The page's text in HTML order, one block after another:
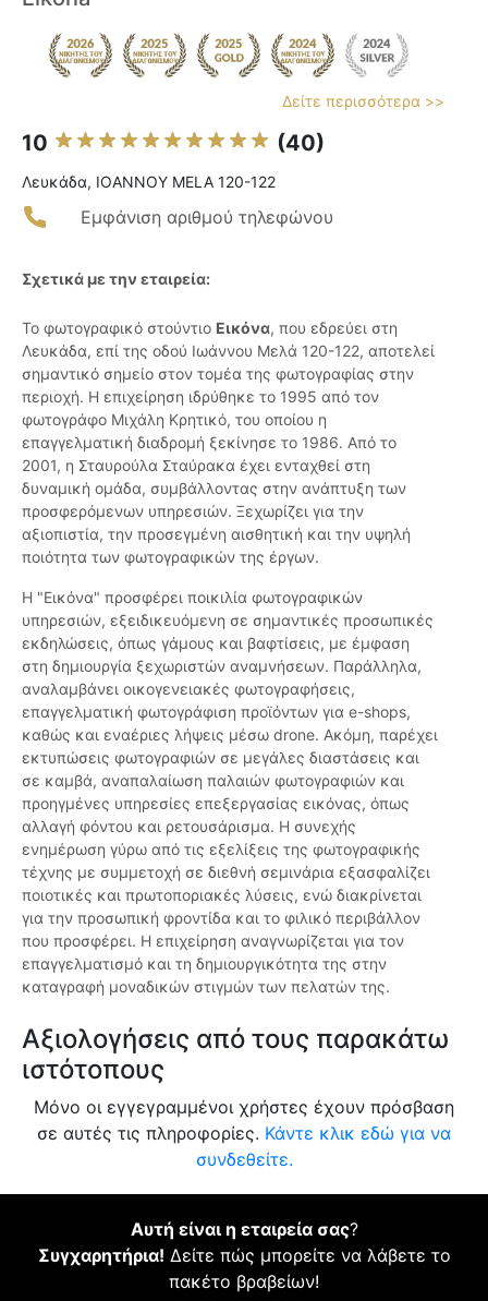
Δείτε περισσότερα >>
10 (40)
Λευκάδα, IOANNOY MELA 120-122
Εμφάνιση αριθμού τηλεφώνου
Σχετικά με την εταιρεία:
Το φωτογραφικό στούντιο Εικόνα, που εδρεύει στη
Λευκάδα, επί της οδού Ιωάννου Μελά 120-122, αποτελεί
σημαντικό σημείο στον τομέα της φωτογραφίας στην
περιοχή. Η επιχείρηση ιδρύθηκε το 1995 από τον
φωτογράφο Μιχάλη Κρητικό, του οποίου η
επαγγελματική διαδρομή ξεκίνησε το 1986. Από το
2001, η Σταυρούλα Σταύρακα έχει ενταχθεί στη
δυναμική ομάδα, συμβάλλοντας στην ανάπτυξη των
προσφερόμενων υπηρεσιών. Ξεχωρίζει για την
αξιοπιστία, την προσεγμένη αισθητική και την υψηλή
ποιότητα των φωτογραφικών της έργων.
Η "Εικόνα" προσφέρει ποικιλία φωτογραφικών
υπηρεσιών, εξειδικευόμενη σε σημαντικές προσωπικές
εκδηλώσεις, όπως γάμους και βαφτίσεις, με έμφαση
στη δημιουργία ξεχωριστών αναμνήσεων. Παράλληλα,
αναλαμβάνει οικογενειακές φωτογραφήσεις,
επαγγελματική φωτογράφιση προϊόντων για e-shops,
καθώς και εναέριες λήψεις μέσω drone. Ακόμη, παρέχει
εκτυπώσεις φωτογραφιών σε μεγάλες διαστάσεις και
σε καμβά, αναπαλαίωση παλαιών φωτογραφιών και
προηγμένες υπηρεσίες επεξεργασίας εικόνας, όπως
αλλαγή φόντου και ρετουσάρισμα. Η συνεχής
ενημέρωση γύρω από τις εξελίξεις της φωτογραφικής
τέχνης με συμμετοχή σε διεθνή σεμινάρια εξασφαλίζει
ποιοτικές και πρωτοποριακές λύσεις, ενώ διακρίνεται
για την προσωπική φροντίδα και το φιλικό περιβάλλον
που προσφέρει. Η επιχείρηση αναγνωρίζεται για τον
επαγγελματισμό και τη δημιουργικότητα της στην
καταγραφή μοναδικών στιγμών των πελατών της.
Αξιολογήσεις από τους παρακάτω
ιστότοπους
Μόνο οι εγγεγραμμένοι χρήστες έχουν πρόσβαση
σε αυτές τις πληροφορίες. Κάντε κλικ εδώ για να
συνδεθείτε.
Αυτή είναι η εταιρεία σας?
Συγχαρητήρια! Δείτε πώς μπορείτε να λάβετε το
πακέτο βραβείων!